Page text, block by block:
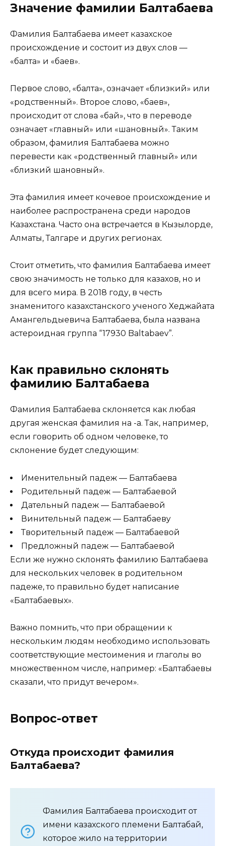
Значение фамилии Балтабаева
Фамилия Балтабаева имеет казахское
происхождение и состоит из двух слов —
«балта» и «баев».
Первое слово, «балта», означает «близкий» или
«родственный». Второе слово, «баев»,
происходит от слова «бай», что в переводе
означает «главный» или «шановный». Таким
образом, фамилия Балтабаева можно
перевести как «родственный главный» или
«близкий шановный».
Эта фамилия имеет кочевое происхождение и
наиболее распространена среди народов
Казахстана. Часто она встречается в Кызылорде,
Алматы, Талгаре и других регионах.
Стоит отметить, что фамилия Балтабаева имеет
свою значимость не только для казахов, но и
для всего мира. В 2018 году, в честь
знаменитого казахстанского ученого Хеджайата
Амангельдыевича Балтабаева, была названа
астероидная группа “17930 Baltabaev”.
Как правильно склонять
фамилию Балтабаева
Фамилия Балтабаева склоняется как любая
другая женская фамилия на -а. Так, например,
если говорить об одном человеке, то
склонение будет следующим:
Именительный падеж — Балтабаева
Родительный падеж — Балтабаевой
Дательный падеж — Балтабаевой
Винительный падеж — Балтабаеву
Творительный падеж — Балтабаевой
Предложный падеж — Балтабаевой
Если же нужно склонять фамилию Балтабаева
для нескольких человек в родительном
падеже, то правильно будет написание
«Балтабаевых».
Важно помнить, что при обращении к
нескольким людям необходимо использовать
соответствующие местоимения и глаголы во
множественном числе, например: «Балтабаевы
сказали, что придут вечером».
Вопрос-ответ
Откуда происходит фамилия
Балтабаева?
Фамилия Балтабаева происходит от
имени казахского племени Балтабай,
которое жило на территории